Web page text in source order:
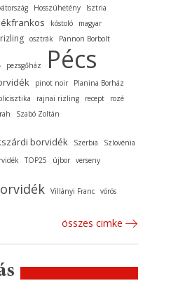
Hosszúhetény Isztria
kóstoló
magyar
osztrák Pannon Borbolt
pezsgőház Pécs
pinot noir
Planina Borház
rajnai rizling recept
rozé
Szabó Zoltán
borvidék Szerbia Szlovénia
TOP25 újbor verseny
Villányi Franc vörös
összes cimke